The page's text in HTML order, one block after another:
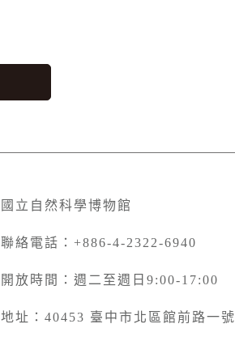
國立自然科學博物館
聯絡電話：+886-4-2322-6940
開放時間：週二至週日9:00-17:00
地址：40453 臺中市北區館前路一號